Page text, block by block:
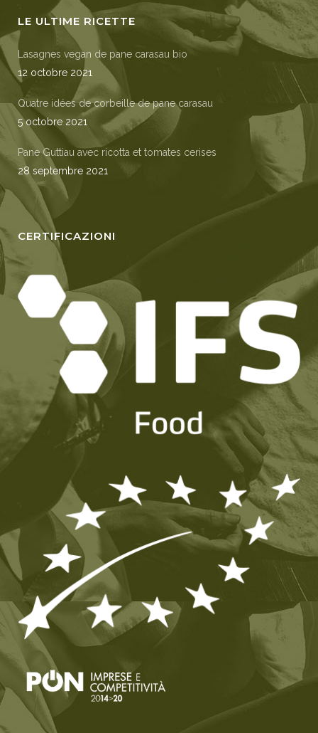
LE ULTIME RICETTE
Lasagnes vegan de pane carasau bio
12 octobre 2021
Quatre idées de corbeille de pane carasau
5 octobre 2021
Pane Guttiau avec ricotta et tomates cerises
28 septembre 2021
CERTIFICAZIONI